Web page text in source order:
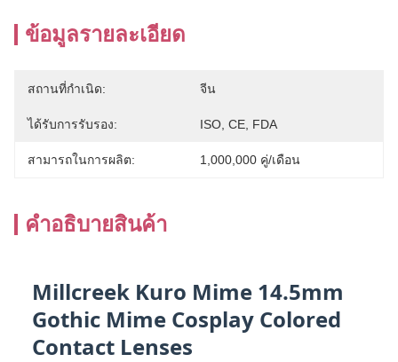
ข้อมูลรายละเอียด
สถานที่กำเนิด: จีน
ได้รับการรับรอง: ISO, CE, FDA
สามารถในการผลิต: 1,000,000 คู่/เดือน
คําอธิบายสินค้า
Millcreek Kuro Mime 14.5mm
Gothic Mime Cosplay Colored
Contact Lenses